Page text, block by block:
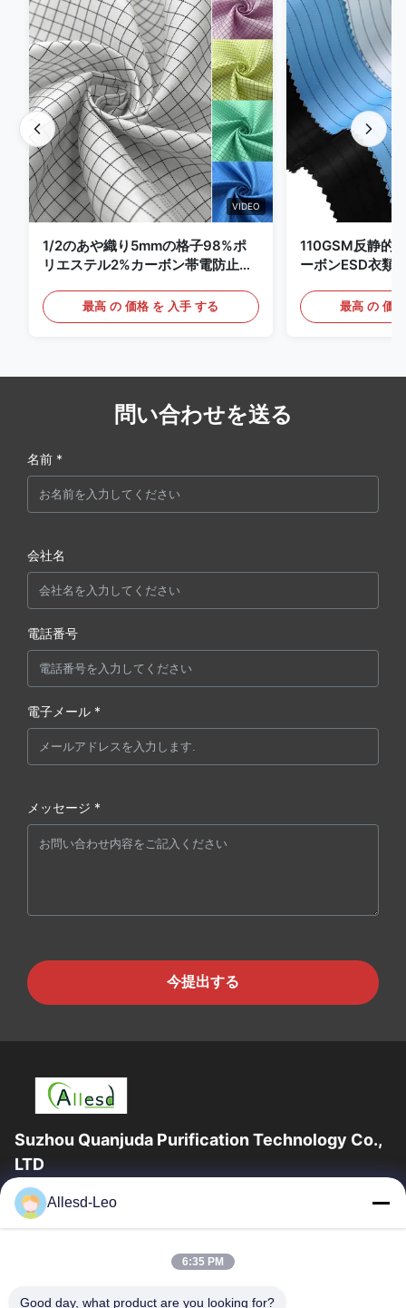
VIDEO
1/2のあや織り5mmの格子98%ポ
リエステル2%カーボン帯電防止衣
最高 の 価格 を 入手 する
110GSM反静的
ーボンESD衣類
最高 の 価
問い合わせを送る
名前 *
会社名
電話番号
電子メール *
メッセージ *
今提出する
Suzhou Quanjuda Purification Technology Co.,
LTD
ESDの一流の製造業者として16years経験、そして輸出業者及びク
リーンルーム プロダクト、私達はESDの実線を及びクリーンルー
家 製品
Allesd-Leo
6:35 PM
Good day, what product are you looking for?